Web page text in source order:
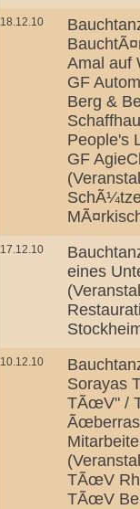
18.12.10
Amal auf
GF
Berg &
People's
GF
17.12.10
eines
10.12.10
Sorayas
TÃœV" /
TÃœV
TÃœV